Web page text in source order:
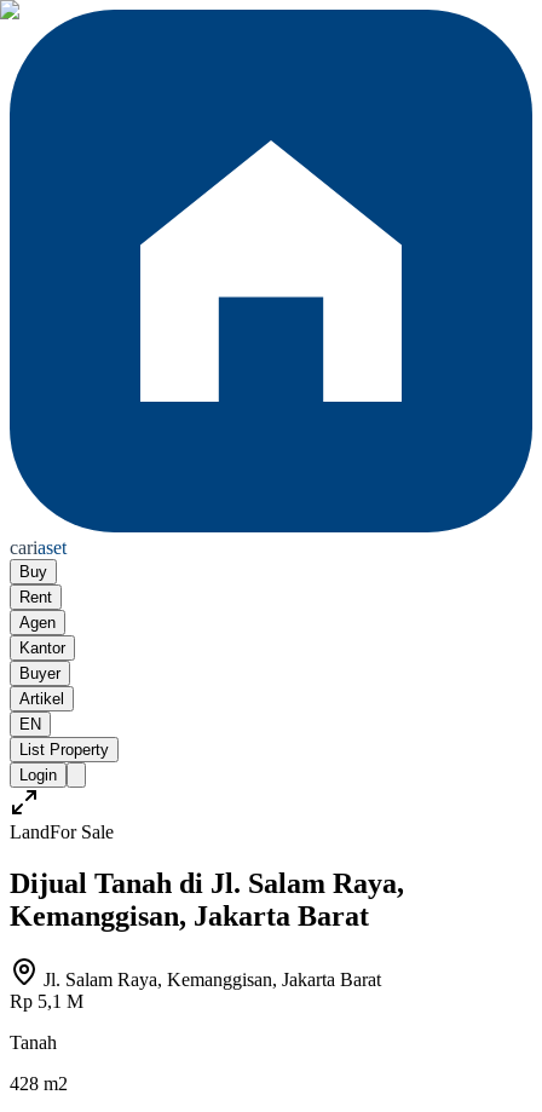
cariaset
Buy
Rent
Agen
Kantor
Buyer
Artikel
EN
List Property
Login
LandFor Sale
Dijual Tanah di Jl. Salam Raya,
Kemanggisan, Jakarta Barat
Jl. Salam Raya, Kemanggisan, Jakarta Barat
Rp 5,1 M
Tanah
428 m2